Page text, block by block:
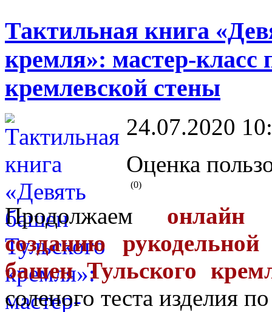
Тактильная книга
кремля»: мастер-класс
кремлевской стены
24.07.2020
Оценка
(0)
Продолжаем онлайн
созданию
башен Тульского
соленого теста изделия